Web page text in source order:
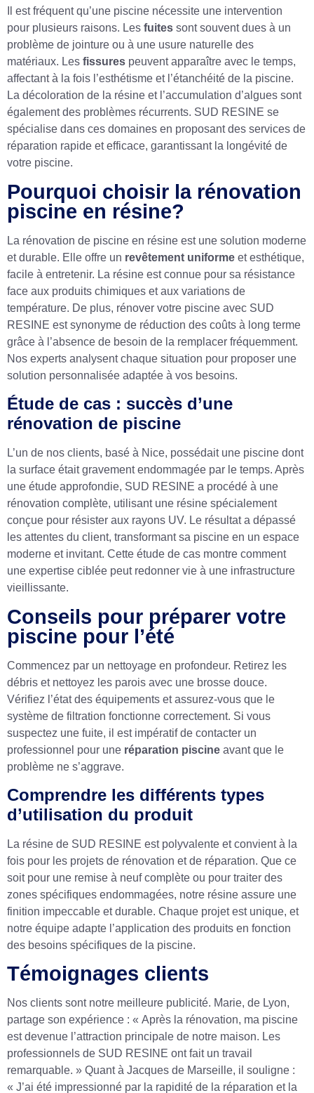
Il est fréquent qu’une piscine nécessite une intervention
pour plusieurs raisons. Les fuites sont souvent dues à un
problème de jointure ou à une usure naturelle des
matériaux. Les fissures peuvent apparaître avec le temps,
affectant à la fois l’esthétisme et l’étanchéité de la piscine.
La décoloration de la résine et l’accumulation d’algues sont
également des problèmes récurrents. SUD RESINE se
spécialise dans ces domaines en proposant des services de
réparation rapide et efficace, garantissant la longévité de
votre piscine.
Pourquoi choisir la rénovation
piscine en résine?
La rénovation de piscine en résine est une solution moderne
et durable. Elle offre un revêtement uniforme et esthétique,
facile à entretenir. La résine est connue pour sa résistance
face aux produits chimiques et aux variations de
température. De plus, rénover votre piscine avec SUD
RESINE est synonyme de réduction des coûts à long terme
grâce à l’absence de besoin de la remplacer fréquemment.
Nos experts analysent chaque situation pour proposer une
solution personnalisée adaptée à vos besoins.
Étude de cas : succès d’une
rénovation de piscine
L’un de nos clients, basé à Nice, possédait une piscine dont
la surface était gravement endommagée par le temps. Après
une étude approfondie, SUD RESINE a procédé à une
rénovation complète, utilisant une résine spécialement
conçue pour résister aux rayons UV. Le résultat a dépassé
les attentes du client, transformant sa piscine en un espace
moderne et invitant. Cette étude de cas montre comment
une expertise ciblée peut redonner vie à une infrastructure
vieillissante.
Conseils pour préparer votre
piscine pour l’été
Commencez par un nettoyage en profondeur. Retirez les
débris et nettoyez les parois avec une brosse douce.
Vérifiez l’état des équipements et assurez-vous que le
système de filtration fonctionne correctement. Si vous
suspectez une fuite, il est impératif de contacter un
professionnel pour une réparation piscine avant que le
problème ne s’aggrave.
Comprendre les différents types
d’utilisation du produit
La résine de SUD RESINE est polyvalente et convient à la
fois pour les projets de rénovation et de réparation. Que ce
soit pour une remise à neuf complète ou pour traiter des
zones spécifiques endommagées, notre résine assure une
finition impeccable et durable. Chaque projet est unique, et
notre équipe adapte l’application des produits en fonction
des besoins spécifiques de la piscine.
Témoignages clients
Nos clients sont notre meilleure publicité. Marie, de Lyon,
partage son expérience : « Après la rénovation, ma piscine
est devenue l’attraction principale de notre maison. Les
professionnels de SUD RESINE ont fait un travail
remarquable. » Quant à Jacques de Marseille, il souligne :
« J’ai été impressionné par la rapidité de la réparation et la